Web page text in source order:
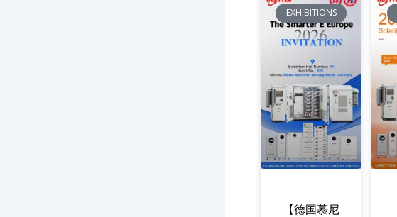
EXHIBITIONS
【德国慕尼